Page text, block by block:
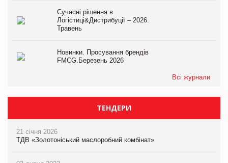
Сучасні рішення в
Логістиці&Дистрибуції – 2026.
Травень
Новинки. Просування брендів
FMCG.Березень 2026
Всі журнали
ТЕНДЕРИ
21 січня 2026
ТДВ «Золотоніський маслоробний комбінат»